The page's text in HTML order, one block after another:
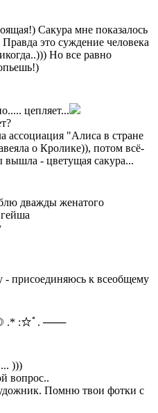
Сакура мне показалось
это суждение человека
Но все равно
цепляет...
ассоциация "Алиса в стране
о Кролике)), потом всё-
вышла - цветущая сакура...
дважды женатого
присоединяюсь к всеобщему
.* :☆ﾟ. ───
)))
вопрос..
Помню твои фотки с